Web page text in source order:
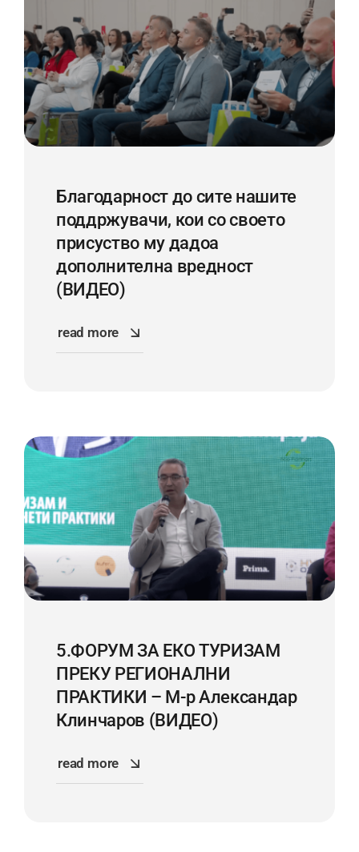
Благодарност до сите нашите
поддржувачи, кои со своето
присуство му дадоа
дoполнителна вредност
(ВИДЕО)
read more
5.ФОРУМ ЗА ЕКО ТУРИЗАМ
ПРЕКУ РЕГИОНАЛНИ
ПРАКТИКИ – М-р Александар
Клинчаров (ВИДЕО)
read more